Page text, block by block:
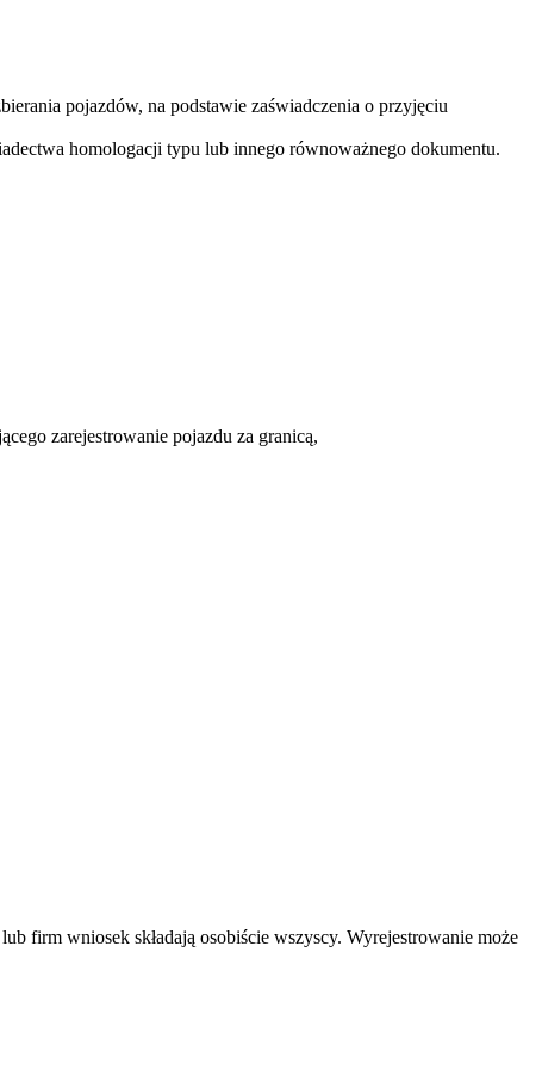
pojazdów, na podstawie zaświadczenia o przyjęciu
homologacji typu lub innego równoważnego dokumentu.
zarejestrowanie pojazdu za granicą,
firm wniosek składają osobiście wszyscy. Wyrejestrowanie może